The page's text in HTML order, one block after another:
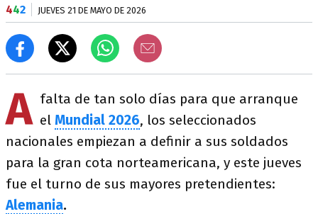
442 JUEVES 21 DE MAYO DE 2026
A falta de tan solo días para que arranque
el Mundial 2026, los seleccionados
nacionales empiezan a definir a sus soldados
para la gran cota norteamericana, y este jueves
fue el turno de sus mayores pretendientes:
Alemania.